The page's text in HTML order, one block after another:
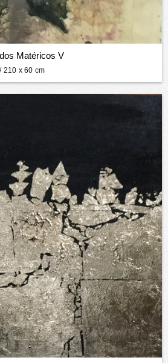
Matéricos V
/ 210 x 60 cm